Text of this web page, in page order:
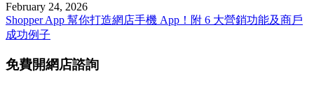
February 24, 2026
Shopper App 幫你打造網店手機 App！附 6 大營銷功能及商戶
成功例子
免費開網店諮詢